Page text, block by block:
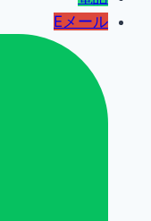
Eメール